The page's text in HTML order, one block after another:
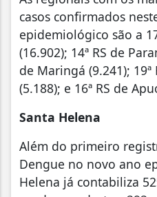
casos confirmados
epidemiológico são a
(16.902); 14ª RS de
de Maringá (9.241); 19ª
(5.188); e 16ª RS de
Santa Helena
Além do primeiro
Dengue no novo ano
Helena já contabiliza